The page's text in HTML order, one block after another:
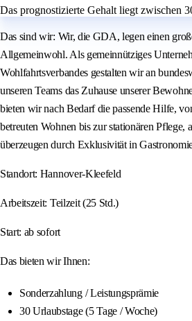
Das prognostizierte Gehalt liegt zwischen
Das sind wir: Wir, die GDA, legen einen
Allgemeinwohl. Als gemeinnütziges
Wohlfahrtsverbandes gestalten wir an
unseren Teams das Zuhause unserer
bieten wir nach Bedarf die passende Hilfe,
betreuten Wohnen bis zur stationären Pflege,
überzeugen durch Exklusivität in
Standort: Hannover-Kleefeld
Arbeitszeit: Teilzeit (25 Std.)
Start: ab sofort
Das bieten wir Ihnen:
Sonderzahlung / Leistungsprämie
30 Urlaubstage (5 Tage / Woche)